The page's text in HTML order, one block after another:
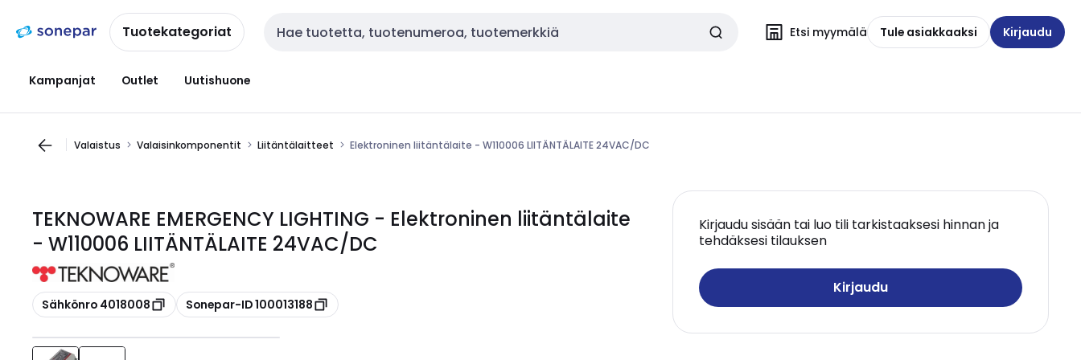
navigointiinsisältöönTuotekategoriat Haku Etsi myymälä Tule asiakkaaksi Kirjaudu
Kampanjat Outlet Uutishuone
Valaistus Valaisinkomponentit Liitäntälaitteet Elektroninen liitäntälaite - W110006 LIITÄNTÄLAITE 24VAC/DC
TEKNOWARE EMERGENCY LIGHTING - Elektroninen liitäntälaite
- W110006 LIITÄNTÄLAITE 24VAC/DC
Kopioi
Sähkönro 4018008 Kopioi
Sonepar-ID 100013188
Kirjaudu sisään tai luo tili tarkistaaksesi hinnan ja
tehdäksesi tilauksen
Kirjaudu